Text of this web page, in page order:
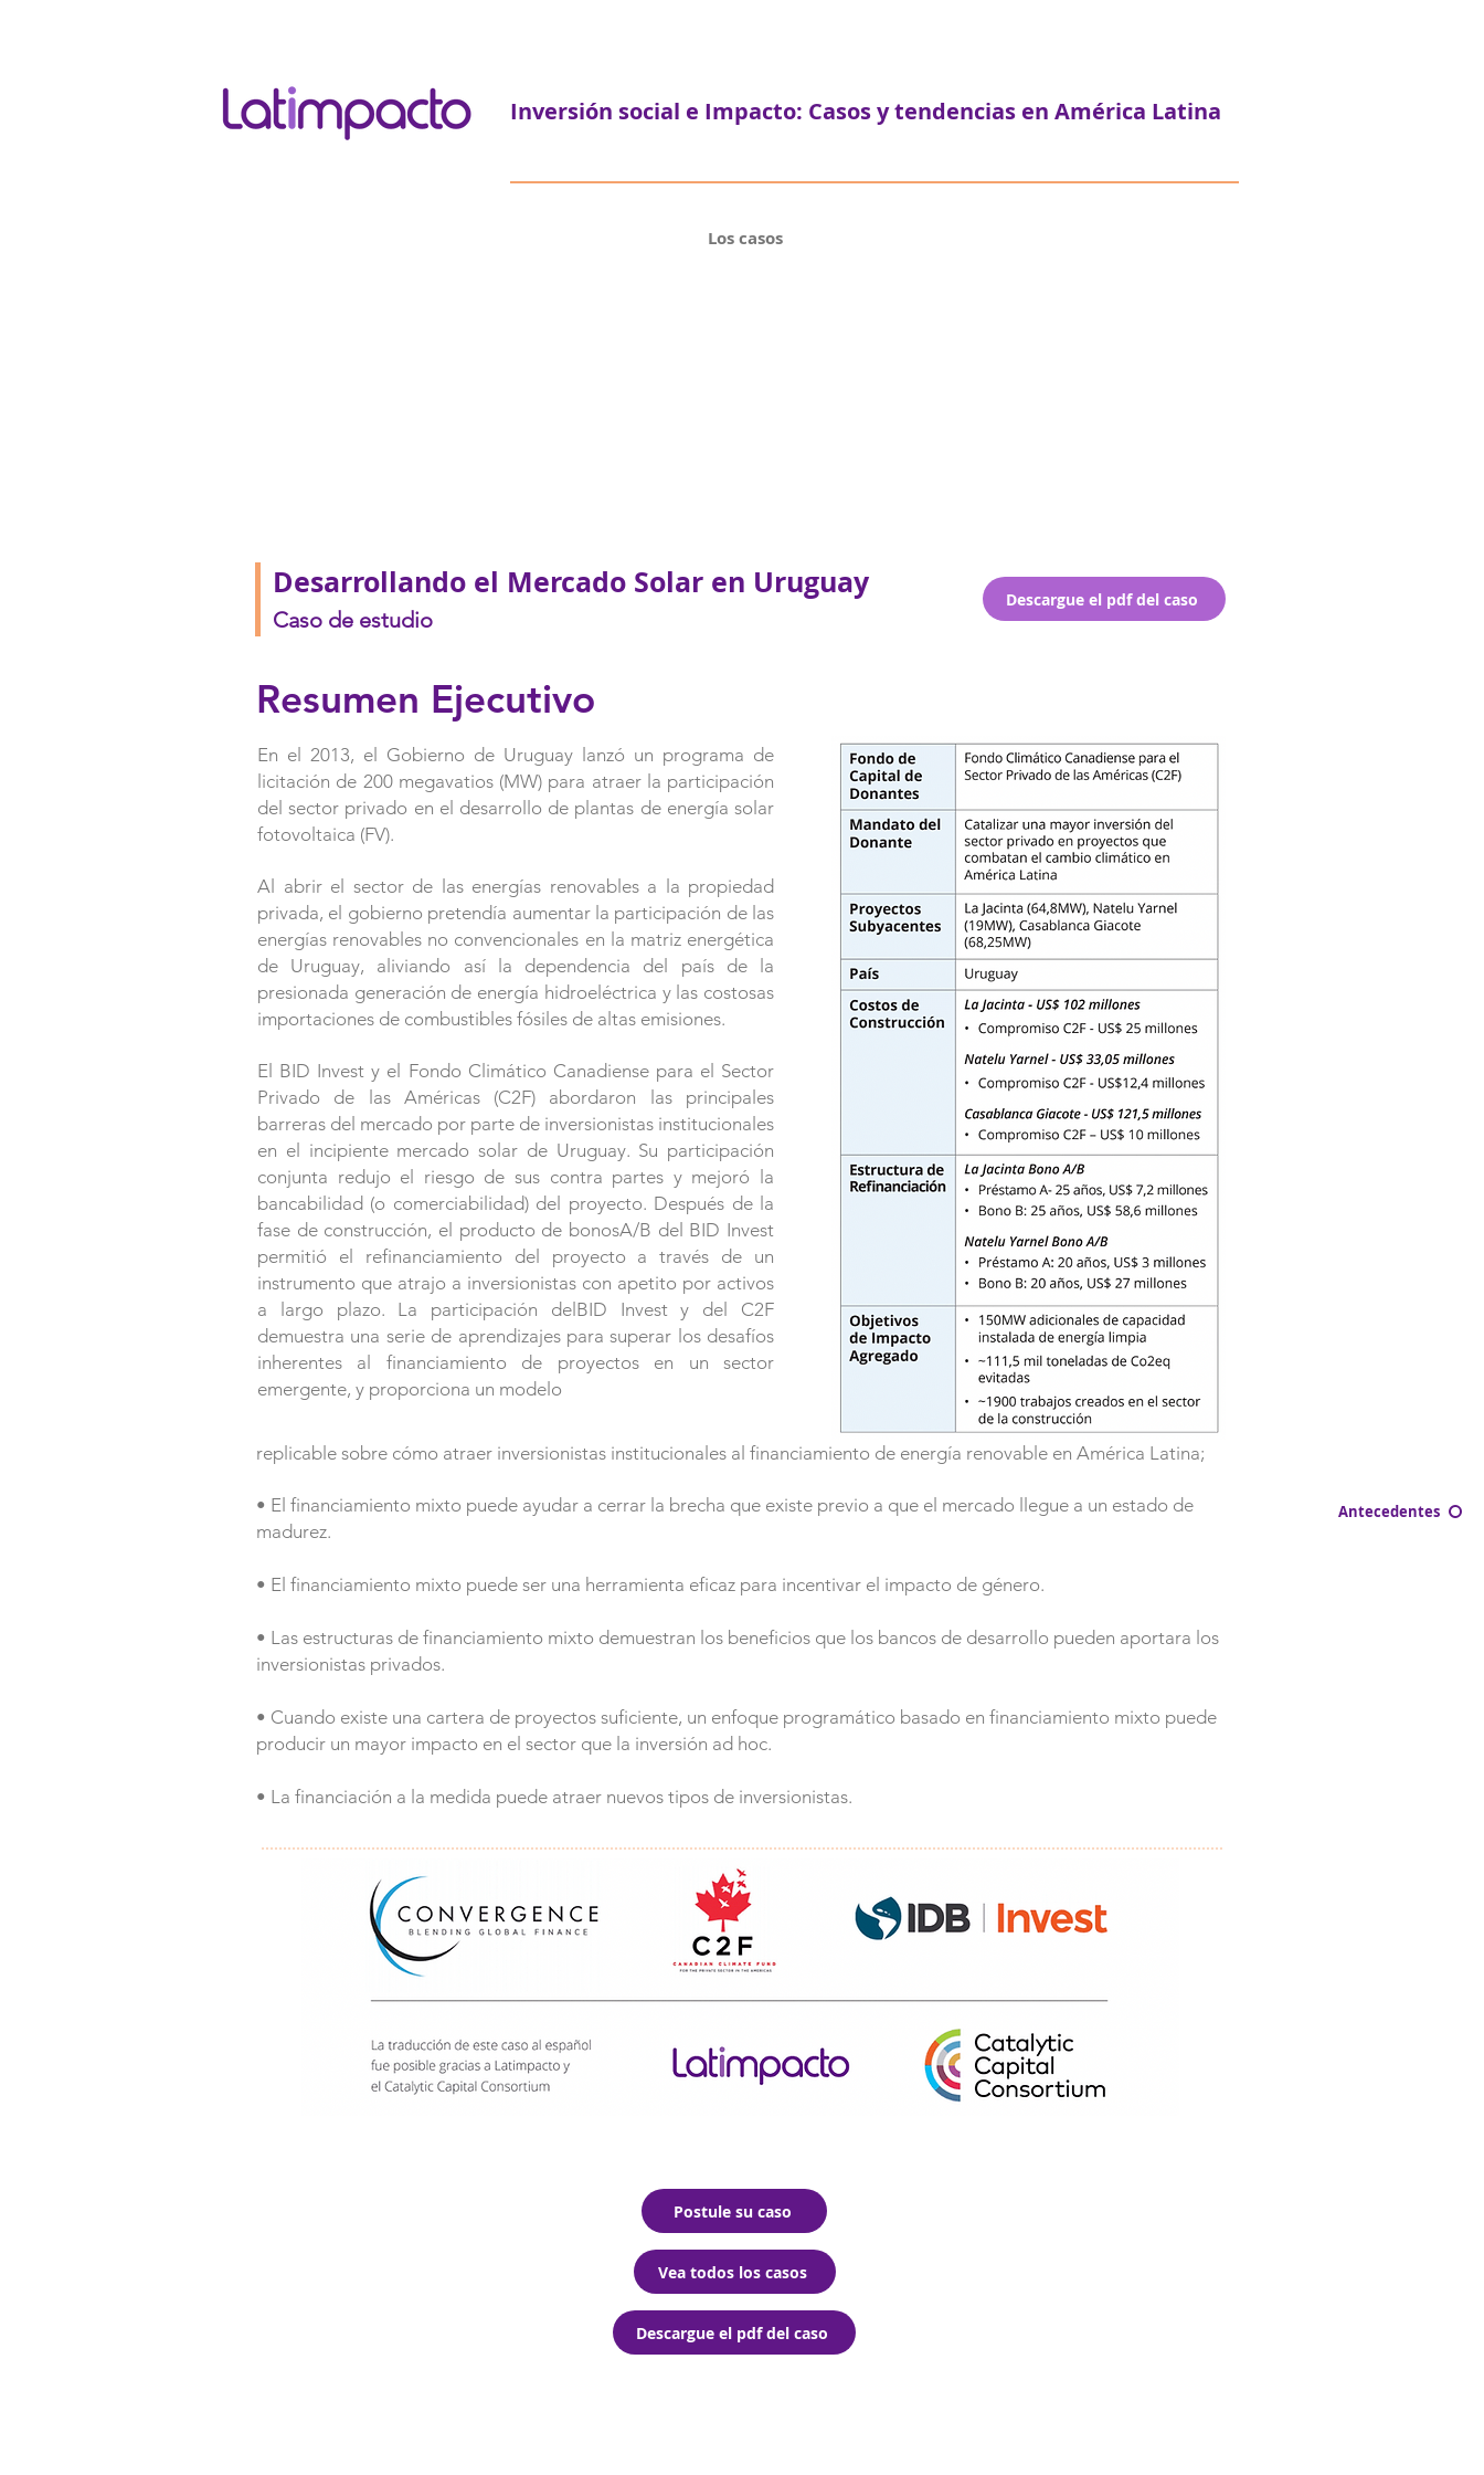
Inversión social e Impacto: Casos y tendencias en América Latina
Los casos
Antecedentes
Desarrollando el Mercado Solar en Uruguay
Caso de estudio
Descargue el pdf del caso
Resumen Ejecutivo
En el 2013, el Gobierno de Uruguay lanzó un programa de
licitación de 200 megavatios (MW) para atraer la participación
del sector privado en el desarrollo de plantas de energía solar
fotovoltaica (FV).
Al abrir el sector de las energías renovables a la propiedad
privada, el gobierno pretendía aumentar la participación de las
energías renovables no convencionales en la matriz energética
de Uruguay, aliviando así la dependencia del país de la
presionada generación de energía hidroeléctrica y las costosas
importaciones de combustibles fósiles de altas emisiones.
El BID Invest y el Fondo Climático Canadiense para el Sector
Privado de las Américas (C2F) abordaron las principales
barreras del mercado por parte de inversionistas institucionales
en el incipiente mercado solar de Uruguay. Su participación
conjunta redujo el riesgo de sus contra partes y mejoró la
bancabilidad (o comerciabilidad) del proyecto. Después de la
fase de construcción, el producto de bonosA/B del BID Invest
permitió el refinanciamiento del proyecto a través de un
instrumento que atrajo a inversionistas con apetito por activos
a largo plazo. La participación delBID Invest y del C2F
demuestra una serie de aprendizajes para superar los desafíos
inherentes al financiamiento de proyectos en un sector
emergente, y proporciona un modelo
replicable sobre cómo atraer inversionistas institucionales al financiamiento de energía renovable en América Latina;
• El financiamiento mixto puede ayudar a cerrar la brecha que existe previo a que el mercado llegue a un estado de
madurez.
• El financiamiento mixto puede ser una herramienta eficaz para incentivar el impacto de género.
• Las estructuras de financiamiento mixto demuestran los beneficios que los bancos de desarrollo pueden aportara los
inversionistas privados.
• Cuando existe una cartera de proyectos suficiente, un enfoque programático basado en financiamiento mixto puede
producir un mayor impacto en el sector que la inversión ad hoc.
• La financiación a la medida puede atraer nuevos tipos de inversionistas.
Postule su caso
Vea todos los casos
Descargue el pdf del caso